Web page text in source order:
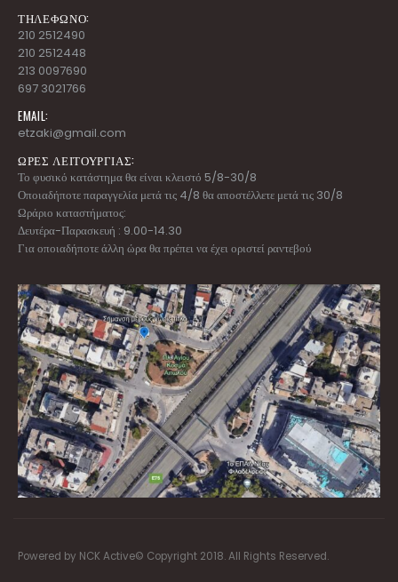
ΤΗΛΕΦΩΝΟ:
210 2512490
210 2512448
213 0097690
697 3021766
EMAIL:
etzaki@gmail.com
ΩΡΕΣ ΛΕΙΤΟΥΡΓΙΑΣ:
Το φυσικό κατάστημα θα είναι κλειστό 5/8-30/8
Οποιαδήποτε παραγγελία μετά τις 4/8 θα αποστέλλετε μετά τις 30/8
Ωράριο καταστήματος:
Δευτέρα-Παρασκευή : 9.00-14.30
Για οποιαδήποτε άλλη ώρα θα πρέπει να έχει οριστεί ραντεβού
Powered by NCK Active© Copyright 2018. All Rights Reserved.